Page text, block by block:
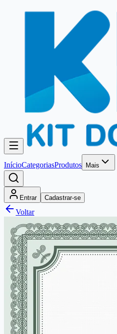
InícioCategoriasProdutos Mais
Entrar Cadastrar-se
Voltar